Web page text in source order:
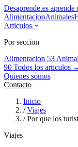
Desaprende.es aprende
AlimentacionAnimales
Articulos
Por seccion
Alimentacion 53
90 Todos los articulos
Quienes somos
Contacto
Inicio
/ Viajes
/ Por que los
Viajes